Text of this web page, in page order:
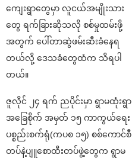
ကျေးရွာတွေမှာ လူငယ်အမျိုးသား
တွေ ရက်ခြားဆိုသလို စစ်မှုထမ်းဖို့
အတွက် ပေါ်တာဆွဲဖမ်းဆီးခံနေရ
တယ်လို့ ဒေသခံတွေထံက သိရပါ
တယ်။
ဇူလိုင် ၂၄ ရက် ညပိုင်းမှာ ရွာမထုံးရွာ
အခြေစိုက် အမှတ် ၁၅ ကာကွယ်ရေး
ပစ္စည်းစက်ရုံ(ကပစ ၁၅) စစ်ကောင်စီ
တပ်နဲ့ပျူစောထီးတပ်ဖွဲ့တွေက ရွာမ